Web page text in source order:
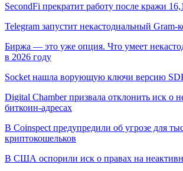
SecondFi прекратит работу после кражи
Telegram запустит некастодиальный Gram-
Биржа — это уже опция. Что умеет
в 2026 году
Socket нашла ворующую ключи версию
Digital Chamber призвала отклонить иск о
биткоин-адресах
В Coinspect предупредили об угрозе для
криптокошельков
В США оспорили иск о правах на